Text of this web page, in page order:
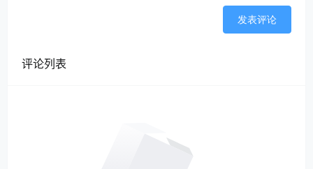
发表评论
评论列表